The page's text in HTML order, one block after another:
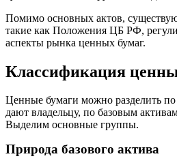
Помимо основных актов,
такие как Положения ЦБ РФ,
аспекты рынка ценных бумаг.
Классификация
Ценные бумаги можно разделить
дают владельцу, по базовым
Выделим основные группы.
Природа базового актива